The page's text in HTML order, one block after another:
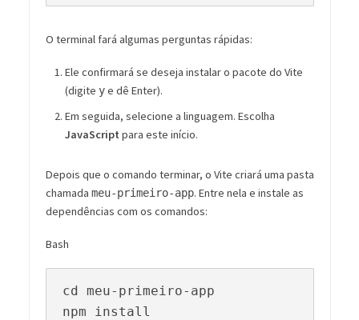
O terminal fará algumas perguntas rápidas:
Ele confirmará se deseja instalar o pacote do Vite
(digite ye dê Enter).
Em seguida, selecione a linguagem. Escolha
JavaScript para este início.
Depois que o comando terminar, o Vite criará uma pasta
chamada meu-primeiro-app. Entre nela e instale as
dependências com os comandos:
Bash
cd meu-primeiro-app
npm install